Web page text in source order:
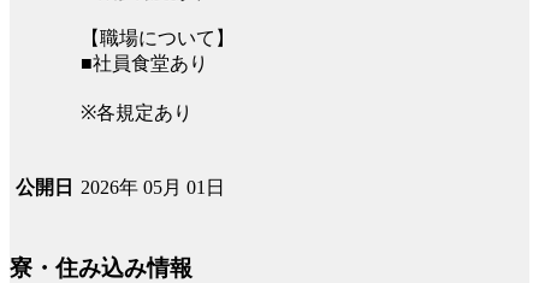
【職場について】
■社員食堂あり
※各規定あり
公開日 2026年 05月 01日
寮・住み込み情報